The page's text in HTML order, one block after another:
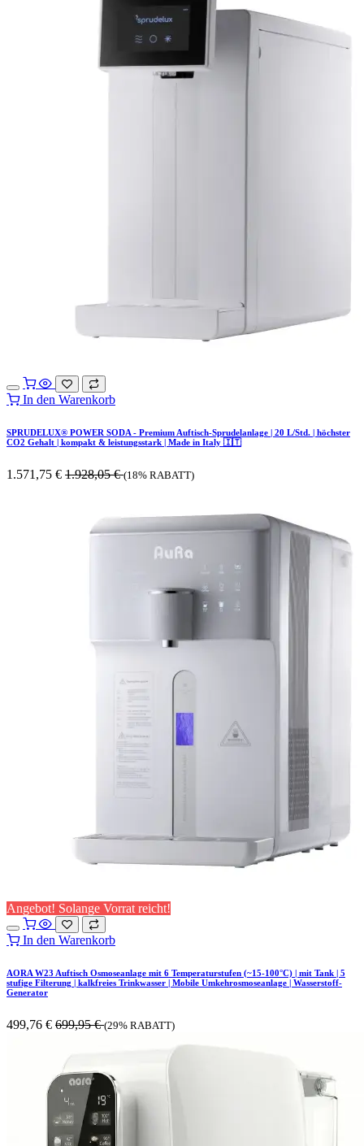
In den Warenkorb
SPRUDELUX® POWER SODA - Premium Auftisch-Sprudelanlage | 20 L/Std. | höchster
CO2 Gehalt | kompakt & leistungsstark | Made in Italy 🇮🇹
1.571,75 € 1.928,05€ (18% RABATT)
Angebot! Solange Vorrat reicht!
In den Warenkorb
AORA W23 Auftisch Osmoseanlage mit 6 Temperaturstufen (~15-100°C) | mit Tank | 5
stufige Filterung | kalkfreies Trinkwasser | Mobile Umkehrosmoseanlage | Wasserstoff-
Generator
499,76 € 699,95€ (29% RABATT)